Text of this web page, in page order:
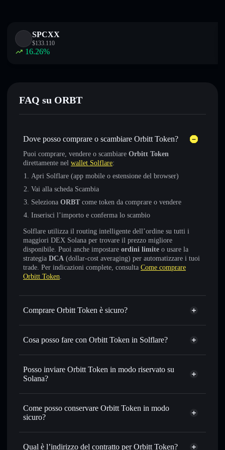
SPCXX
$133.110
16.26%
FAQ su ORBT
Dove posso comprare o scambiare Orbitt Token?
Puoi comprare, vendere o scambiare Orbitt Token
direttamente nel wallet Solflare:
Apri Solflare (app mobile o estensione del browser)
Vai alla scheda Scambia
Seleziona ORBT come token da comprare o vendere
Inserisci l’importo e conferma lo scambio
Solflare utilizza il routing intelligente dell’ordine su tutti i
maggiori DEX Solana per trovare il prezzo migliore
disponibile. Puoi anche impostare ordini limite o usare la
strategia DCA (dollar-cost averaging) per automatizzare i tuoi
trade. Per indicazioni complete, consulta Come comprare
Orbitt Token.
Comprare Orbitt Token è sicuro?
Orbitt Token non è verificato
Cosa posso fare con Orbitt Token in Solflare?
Orbitt Token
wallet Solflare
Scambiare istantaneamente— scambia ORBT in SOL,
USDC o in migliaia di altri token Solana al prezzo migliore
prezzo desiderato di ORBT
Usare il DCA
ORBT nel tempo
Inviare in modo riservato
— trasferisci ORBT senza
Posso inviare Orbitt Token in modo riservato su
Solana?
Aggregatore di privacy
Come posso conservare Orbitt Token in modo
sicuro?
Orbitt Token
Qual è l’indirizzo del contratto per Orbitt Token?